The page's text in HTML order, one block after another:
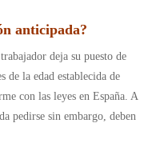
anticipada?
deja su puesto de
de la edad establecida de
con las leyes en España. A
pedirse sin embargo, deben